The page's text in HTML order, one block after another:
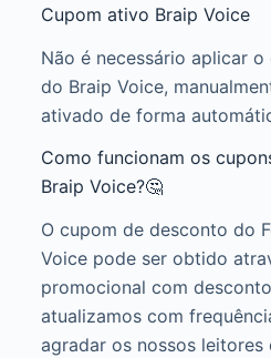
Cupom ativo Braip Voice
Não é necessário aplicar
do Braip Voice,
ativado de forma
Como funcionam os
Braip Voice?🤔
O cupom de desconto do
Voice pode ser obtido
promocional com
atualizamos com
agradar os nossos leitores